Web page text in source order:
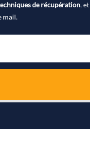
de récupération, et
mail.